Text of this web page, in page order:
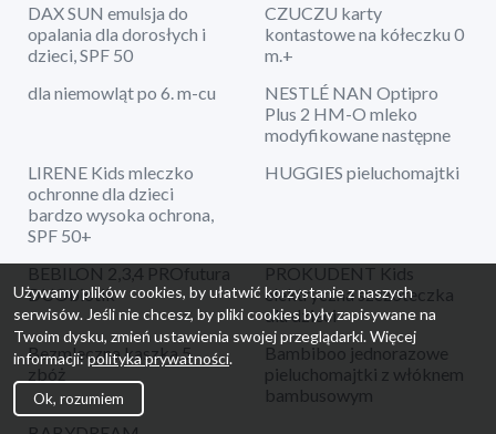
DAX SUN emulsja do
opalania dla dorosłych i
dzieci, SPF 50
CZUCZU karty
kontastowe na kółeczku 0
m.+
dla niemowląt po 6. m-cu
NESTLÉ NAN Optipro
Plus 2 HM-O mleko
modyfikowane następne
LIRENE Kids mleczko
ochronne dla dzieci
bardzo wysoka ochrona,
SPF 50+
HUGGIES pieluchomajtki
BEBILON 2,3,4 PROfutura
DUObiotik
PROKUDENT Kids
elektryczna szczoteczka
dla dzieci
Bezmleczna kaszka 5
zbóż
Bambiboo jednorazowe
pieluchomajtki z włóknem
bambusowym
Używamy plików cookies, by ułatwić korzystanie z naszych
serwisów. Jeśli nie chcesz, by pliki cookies były zapisywane na
Twoim dysku, zmień ustawienia swojej przeglądarki. Więcej
informacji:polityka prywatności.
Ok, rozumiem